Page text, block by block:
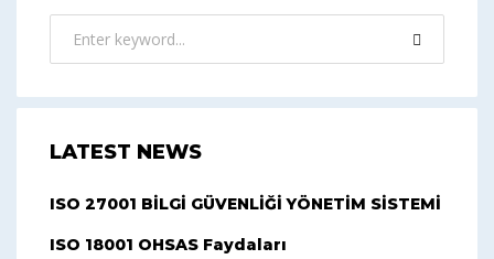
LATEST NEWS
ISO 27001 BİLGİ GÜVENLİĞİ YÖNETİM SİSTEMİ
ISO 18001 OHSAS Faydaları